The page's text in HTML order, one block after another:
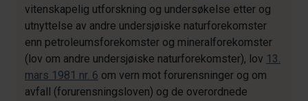
vitenskapelig utforskning og undersøkelse etter og
utnyttelse av andre undersjøiske naturforekomster
enn petroleumsforekomster og mineralforekomster
(lov om andre undersjøiske naturforekomster), lov 13.
mars 1981 nr. 6 om vern mot forurensninger og om
avfall (forurensningsloven) og de overordnede